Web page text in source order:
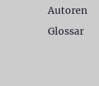
Autoren
Glossar